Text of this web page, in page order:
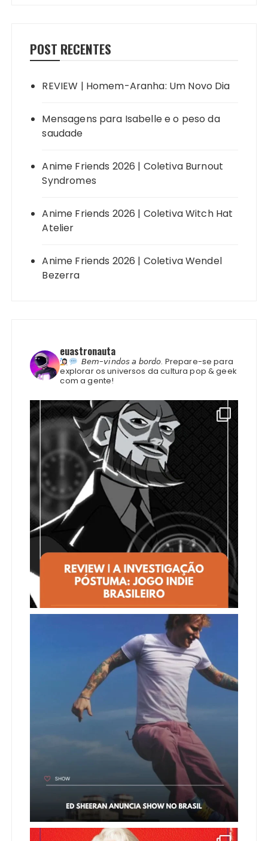
POST RECENTES
REVIEW | Homem-Aranha: Um Novo Dia
Mensagens para Isabelle e o peso da
saudade
Anime Friends 2026 | Coletiva Burnout
Syndromes
Anime Friends 2026 | Coletiva Witch Hat
Atelier
Anime Friends 2026 | Coletiva Wendel
Bezerra
euastronauta
𝘉𝘦𝘮-𝘷𝘪𝘯𝘥𝘰𝘴 𝘢 𝘣𝘰𝘳𝘥𝘰. Prepare-se para
explorar os universos da cultura pop & geek
com a gente!